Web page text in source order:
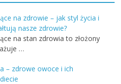
na zdrowie – jak styl życia i
nasze zdrowie?
na stan zdrowia to złożony
…
– zdrowe owoce i ich